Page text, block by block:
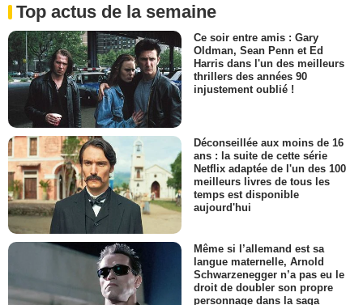
Top actus de la semaine
Ce soir entre amis : Gary
Oldman, Sean Penn et Ed
Harris dans l'un des meilleurs
thrillers des années 90
injustement oublié !
Déconseillée aux moins de 16
ans : la suite de cette série
Netflix adaptée de l'un des 100
meilleurs livres de tous les
temps est disponible
aujourd'hui
Même si l’allemand est sa
langue maternelle, Arnold
Schwarzenegger n’a pas eu le
droit de doubler son propre
personnage dans la saga